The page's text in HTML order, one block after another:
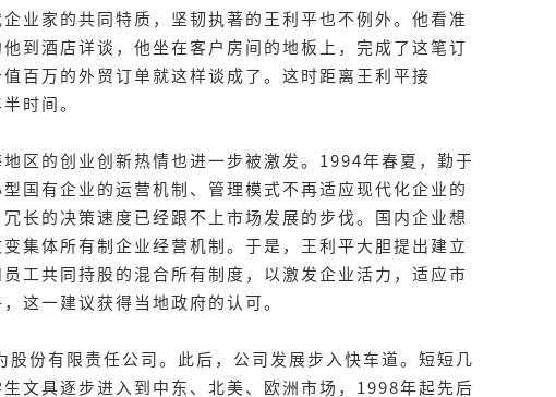
业家的共同特质，坚韧执著的王利平也不例外。他看准
到酒店详谈，他坐在客户房间的地板上，完成了这笔订
百万的外贸订单就这样谈成了。这时距离王利平接
时间。
区的创业创新热情也进一步被激发。1994年春夏，勤于
国有企业的运营机制、管理模式不再适应现代化企业的
长的决策速度已经跟不上市场发展的步伐。国内企业想
集体所有制企业经营机制。于是，王利平大胆提出建立
工共同持股的混合所有制度，以激发企业活力，适应市
这一建议获得当地政府的认可。
股份有限责任公司。此后，公司发展步入快车道。短短几
文具逐步进入到中东、北美、欧洲市场，1998年起先后